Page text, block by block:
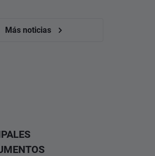
Más noticias